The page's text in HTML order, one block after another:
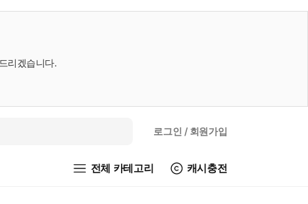
리겠습니다.
로그인 / 회원가입
전체 카테고리 캐시충전